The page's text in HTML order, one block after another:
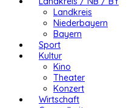
Landkreis
Niederbayern
Bayern
Sport
Kultur
Kino
Theater
Konzert
Wirtschaft